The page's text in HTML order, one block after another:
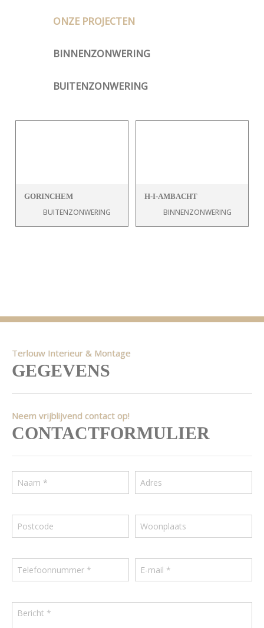
ONZE PROJECTEN
BINNENZONWERING
BUITENZONWERING
GORINCHEM
BUITENZONWERING
H-I-AMBACHT
BINNENZONWERING
Terlouw Interieur & Montage
GEGEVENS
Neem vrijblijvend contact op!
CONTACTFORMULIER